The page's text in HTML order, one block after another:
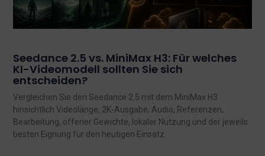
Seedance 2.5 vs. MiniMax H3: Für welches
KI-Videomodell sollten Sie sich
entscheiden?
Vergleichen Sie den Seedance 2.5 mit dem MiniMax H3
hinsichtlich Videolänge, 2K-Ausgabe, Audio, Referenzen,
Bearbeitung, offener Gewichte, lokaler Nutzung und der jeweils
besten Eignung für den heutigen Einsatz.